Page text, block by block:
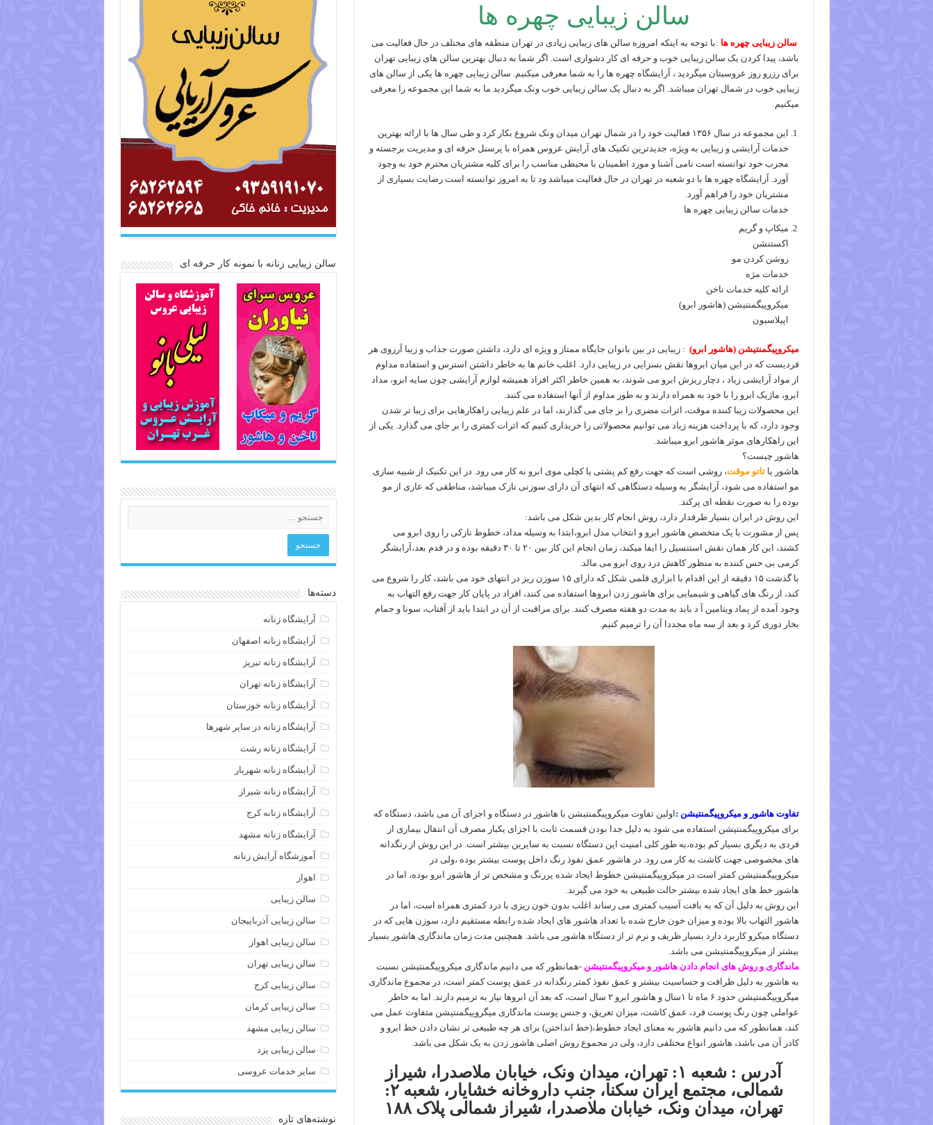
سالن زیبایی چهره ها
سالن زیبایی چهره ها :با توجه به اینکه امروزه سالن های زیبایی زیادی در تهران منطقه های مختلف در حال فعالیت می
باشد، پیدا کردن یک سالن زیبایی خوب و حرفه ای کار دشواری است. اگر شما به دنبال بهترین سالن های زیبایی تهران
برای رزرو روز عروسیتان میگردید ، آرایشگاه چهره ها را به شما معرفی میکنیم. سالن زیبایی چهره ها یکی از سالن های
زیبایی خوب در شمال تهران میباشد. اگر به دنبال یک سالن زیبایی خوب ونک میگردید ما به شما این مجموعه را معرفی
میکنیم.
این مجموعه در سال ۱۳۵۶ فعالیت خود را در شمال تهران میدان ونک شروع بکار کرد و طی سال ها با ارائه بهترین
خدمات آرایشی و زیبایی به ویژه، جدیدترین تکنیک های آرایش عروس همراه با پرسنل حرفه ای و مدیریت برجسته و
مجرب خود توانسته است نامی آشنا و مورد اطمینان با محیطی مناسب را برای کلیه مشتریان محترم خود به وجود
آورد. آرایشگاه چهره ها با دو شعبه در تهران در حال فعالیت میباشد ود تا به امروز توانسته است رضایت بسیاری از
مشتریان خود را فراهم آورد.
خدمات سالن زیبایی چهره ها
میکاپ و گریم
اکستنشن
روشن کردن مو
خدمات مژه
ارائه کلیه خدمات ناخن
میکروپیگمنتیشن (هاشور ابرو)
اپیلاسیون
میکروپیگمنتیشن (هاشور ابرو) : زیبایی در بین بانوان جایگاه ممتاز و ویژه ای دارد، داشتن صورت جذاب و زیبا آرزوی هر
فردیست که در این میان ابروها نقش بسزایی در زیبایی دارد. اغلب خانم ها به خاطر داشتن استرس و استفاده مداوم
از مواد آرایشی زیاد ، دچار ریزش ابرو می شوند، به همین خاطر اکثر افراد همیشه لوازم آرایشی چون سایه ابرو، مداد
ابرو، ماژیک ابرو را با خود به همراه دارند و به طور مداوم از آنها استفاده می کنند.
این محصولات زیبا کننده موقت، اثرات مضری را بر جای می گذارند، اما در علم زیبایی راهکارهایی برای زیبا تر شدن
وجود دارد، که با پرداخت هزینه زیاد می توانیم محصولاتی را خریداری کنیم که اثرات کمتری را بر جای می گذارد. یکی از
این راهکارهای موثر هاشور ابرو میباشد.
هاشور چیست؟
هاشور یاتاتو موقت، روشی است که جهت رفع کم پشتی یا کچلی موی ابرو به کار می رود. در این تکنیک از شبیه سازی
مو استفاده می شود، آرایشگر به وسیله دستگاهی که انتهای آن دارای سوزنی نازک میباشد، مناطقی که عاری از مو
بوده را به صورت نقطه ای پرکند.
این روش در ایران بسیار طرفدار دارد، روش انجام کار بدین شکل می باشد:
پس از مشورت با یک متخصص هاشور ابرو و انتخاب مدل ابرو،ابتدا به وسیله مداد، خطوط نازکی را روی ابرو می
کشند، این کار همان نقش استنسیل را ایفا میکند، زمان انجام این کار بین ۲۰ تا ۳۰ دقیقه بوده و در قدم بعد،آرایشگر
کرمی بی حس کننده به منظور کاهش درد روی ابرو می مالد.
با گذشت ۱۵ دقیقه از این اقدام با ابزاری قلمی شکل که دارای ۱۵ سوزن ریز در انتهای خود می باشد، کار را شروع می
کند، از رنگ های گیاهی و شیمیایی برای هاشور زدن ابروها استفاده می کنند، افراد در پایان کار جهت رفع التهاب به
وجود آمده از پماد ویتامین آ د باید به مدت دو هفته مصرف کنند. برای مراقبت از آن در ابتدا باید از آفتاب، سونا و حمام
بخار دوری کرد و بعد از سه ماه مجددا آن را ترمیم کنیم.
تفاوت هاشور و میکروپیگمنتیشن :اولین تفاوت میکروپیگمنتیشن با هاشور در دستگاه و اجزای آن می باشد، دستگاه که
برای میکروپیگمنتیشن استفاده می شود به دلیل جدا بودن قسمت ثابت با اجزای یکبار مصرف آن انتقال بیماری از
فردی به دیگری بسیار کم بوده،به طور کلی امنیت این دستگاه نسبت به سایرین بیشتر است. در این روش از رنگدانه
های مخصوصی جهت کاشت به کار می رود. در هاشور عمق نفوذ رنگ داخل پوست بیشتر بوده ،ولی در
میکروپیگمنتیشن کمتر است.در میکروپیگمنتیشن خطوط ایجاد شده پررنگ و مشخص تر از هاشور ابرو بوده، اما در
هاشور خط های ایجاد شده بیشتر حالت طبیعی به خود می گیرند.
این روش به دلیل آن که به بافت آسیب کمتری می رساند اغلب بدون خون ریزی با درد کمتری همراه است، اما در
هاشور التهاب بالا بوده و میزان خون خارج شده با تعداد هاشور های ایجاد شده رابطه مستقیم دارد، سوزن هایی که در
دستگاه میکرو کاربرد دارد بسیار ظریف و نرم تر از دستگاه هاشور می باشد. همچنین مدت زمان ماندگاری هاشور بسیار
بیشتر از میکروپیگمنتیشن می باشد.
ماندگاری و روش های انجام دادن هاشور و میکروپیگمنتیشن-همانطور که می دانیم ماندگاری میکروپیگمنتیشن نسبت
به هاشور به دلیل ظرافت و حساسیت بیشتر و عمق نفوذ کمتر رنگدانه در عمق پوست کمتر است، در مجموع ماندگاری
میگروپیگمنتیشن حدود ۶ ماه تا ۱سال و هاشور ابرو ۲ سال است، که بعد آن ابروها نیاز به ترمیم دارند. اما به خاطر
عواملی چون رنگ پوست فرد، عمق کاشت، میزان تعریق، و جنس پوست ماندگاری میگروپیگمنتیشن متفاوت عمل می
کند، همانطور که می دانیم هاشور به معنای ایجاد خطوط،(خط انداختن) برای هر چه طبیعی تر نشان دادن خط ابرو و
کادر آن می باشد، هاشور انواع مختلفی دارد، ولی در مجموع روش اصلی هاشور زدن به یک شکل می باشد.
آدرس : شعبه ۱: تهران، میدان ونک، خیابان ملاصدرا، شیراز
شمالی، مجتمع ایران سکنا، جنب داروخانه خشایار، شعبه ۲:
تهران، میدان ونک، خیابان ملاصدرا، شیراز شمالی پلاک ۱۸۸
سالن زیبایی زنانه با نمونه کار حرفه ای
دسته‌ها
آرایشگاه زنانه
آرایشگاه زنانه اصفهان
آرایشگاه زنانه تبریز
آرایشگاه زنانه تهران
آرایشگاه زنانه خوزستان
آرایشگاه زنانه در سایر شهرها
آرایشگاه زنانه رشت
آرایشگاه زنانه شهریار
آرایشگاه زنانه شیراز
آرایشگاه زنانه کرج
آرایشگاه زنانه مشهد
آموزشگاه آرایش زنانه
اهواز
سالن زیبایی
سالن زیبایی آذرباییجان
سالن زیبایی اهواز
سالن زیبایی تهران
سالن زیبایی کرج
سالن زیبایی کرمان
سالن زیبایی مشهد
سالن زیبایی یزد
سایر خدمات عروسی
نوشته‌های تازه